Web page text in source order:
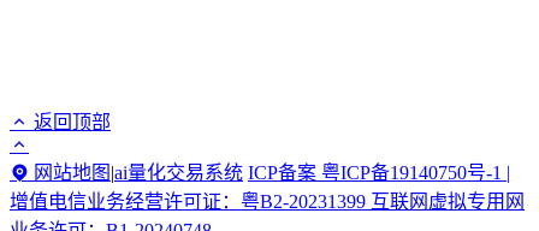
返回顶部
网站地图 |ai量化交易系统 ICP备案 粤ICP备19140750号-1 |
增值电信业务经营许可证：粤B2-20231399 互联网虚拟专用网